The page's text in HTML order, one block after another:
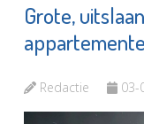
Grote,
Redactie 03-